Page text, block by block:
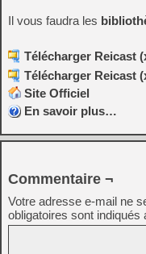
Il vous faudra les
Télécharger Reicast
Télécharger Reicast
Site Officiel
En savoir plus…
Commentaire ¬
Votre adresse e-mail ne
obligatoires sont indiqués